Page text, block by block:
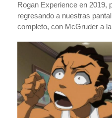
Rogan Experience en 2019,
regresando a nuestras
completo, con McGruder a